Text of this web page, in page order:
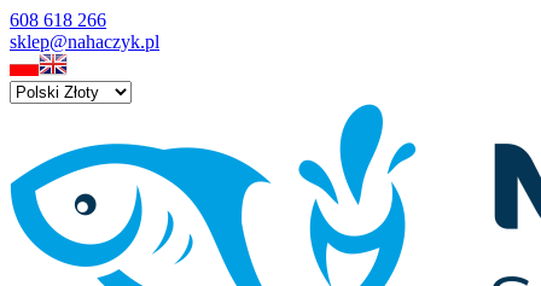
608 618 266
sklep@nahaczyk.pl